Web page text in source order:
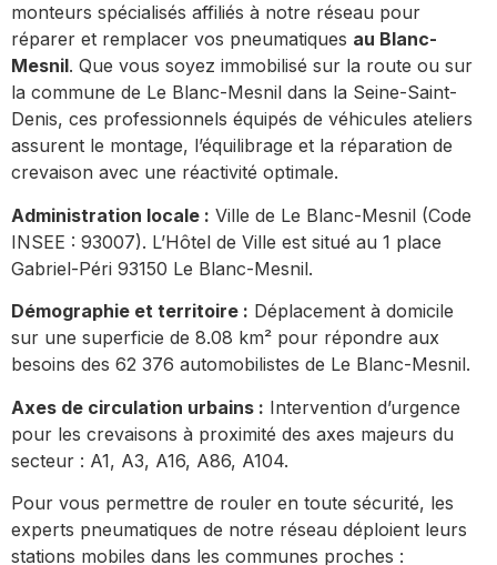
monteurs spécialisés affiliés à notre réseau pour
réparer et remplacer vos pneumatiques au Blanc-
Mesnil. Que vous soyez immobilisé sur la route ou sur
la commune de Le Blanc-Mesnil dans la Seine-Saint-
Denis, ces professionnels équipés de véhicules ateliers
assurent le montage, l’équilibrage et la réparation de
crevaison avec une réactivité optimale.
Administration locale : Ville de Le Blanc-Mesnil (Code
INSEE : 93007). L’Hôtel de Ville est situé au 1 place
Gabriel-Péri 93150 Le Blanc-Mesnil.
Démographie et territoire : Déplacement à domicile
sur une superficie de 8.08 km² pour répondre aux
besoins des 62 376 automobilistes de Le Blanc-Mesnil.
Axes de circulation urbains : Intervention d’urgence
pour les crevaisons à proximité des axes majeurs du
secteur : A1, A3, A16, A86, A104.
Pour vous permettre de rouler en toute sécurité, les
experts pneumatiques de notre réseau déploient leurs
stations mobiles dans les communes proches :